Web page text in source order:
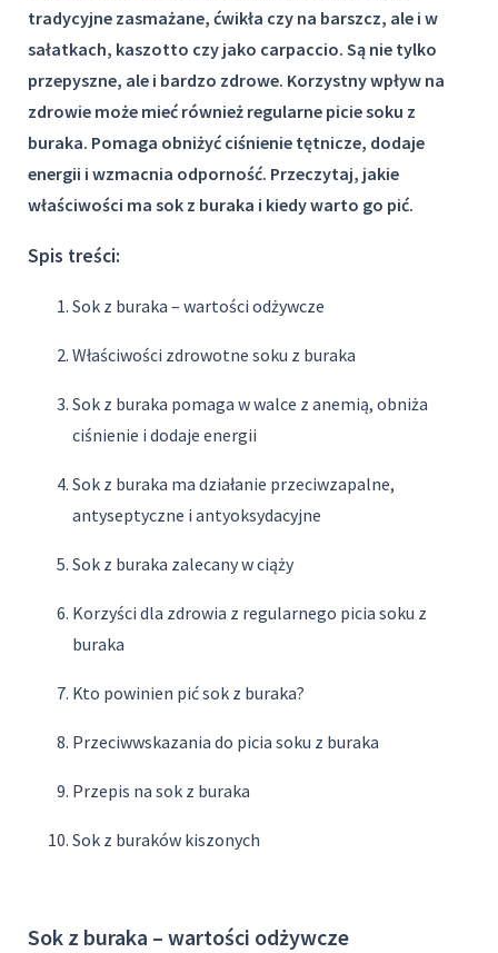
tradycyjne zasmażane, ćwikła czy na barszcz, ale i w
sałatkach, kaszotto czy jako carpaccio. Są nie tylko
przepyszne, ale i bardzo zdrowe. Korzystny wpływ na
zdrowie może mieć również regularne picie soku z
buraka. Pomaga obniżyć ciśnienie tętnicze, dodaje
energii i wzmacnia odporność. Przeczytaj, jakie
właściwości ma sok z buraka i kiedy warto go pić.
Spis treści:
Sok z buraka – wartości odżywcze
Właściwości zdrowotne soku z buraka
Sok z buraka pomaga w walce z anemią, obniża
ciśnienie i dodaje energii
Sok z buraka ma działanie przeciwzapalne,
antyseptyczne i antyoksydacyjne
Sok z buraka zalecany w ciąży
Korzyści dla zdrowia z regularnego picia soku z
buraka
Kto powinien pić sok z buraka?
Przeciwwskazania do picia soku z buraka
Przepis na sok z buraka
Sok z buraków kiszonych
Sok z buraka – wartości odżywcze